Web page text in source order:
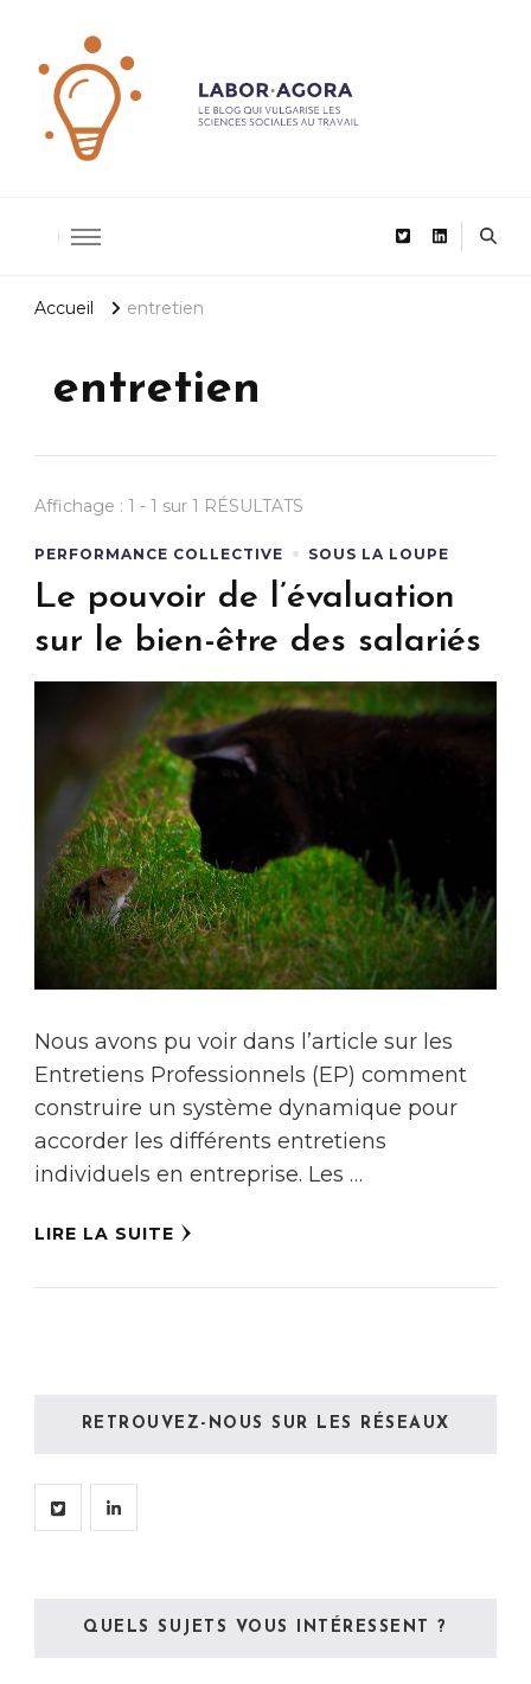
Accueil entretien
entretien
Affichage : 1 - 1 sur 1 RÉSULTATS
PERFORMANCE COLLECTIVE SOUS LA LOUPE
Le pouvoir de l’évaluation
sur le bien-être des salariés
Nous avons pu voir dans l’article sur les
Entretiens Professionnels (EP) comment
construire un système dynamique pour
accorder les différents entretiens
individuels en entreprise. Les …
LIRE LA SUITE
RETROUVEZ-NOUS SUR LES RÉSEAUX
QUELS SUJETS VOUS INTÉRESSENT ?